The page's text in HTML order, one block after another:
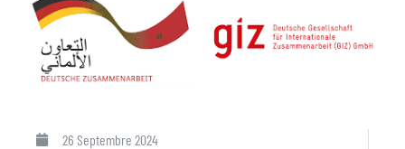
26 Septembre 2024